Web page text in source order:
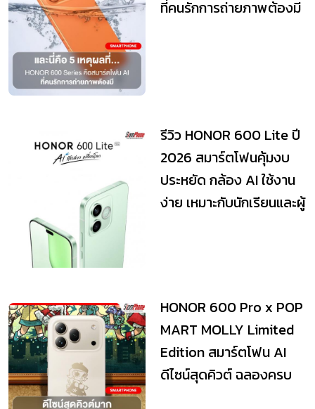
ที่คนรักการถ่ายภาพต้องมี
รีวิว HONOR 600 Lite ปี
2026 สมาร์ตโฟนคุ้มงบ
ประหยัด กล้อง AI ใช้งาน
ง่าย เหมาะกับนักเรียนและผู้
HONOR 600 Pro x POP
MART MOLLY Limited
Edition สมาร์ตโฟน AI
ดีไซน์สุดคิวต์ ฉลองครบ